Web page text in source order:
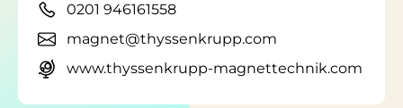
0201 946161558
magnet@thyssenkrupp.com
www.thyssenkrupp-magnettechnik.com